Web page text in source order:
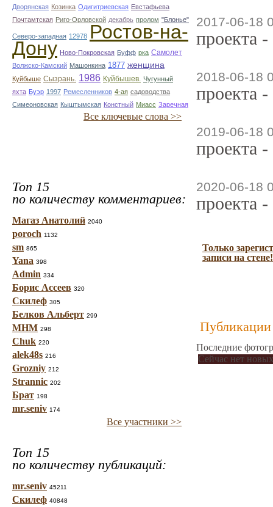
Дворянская Козинка Одигитриевская Евстафьева
Почтамтская Риго-Орловской декабрь пролом "Блонье"
Северо-западная 12978 Ростов-на-
Дону Ново-Покровская Буфф рка Самолет
Волжско-Камский Машонкина 1877 женщина
Куйбыше Сызрань. 1986 Куйбышев. Чугунный
яхта Буэр 1997 Ремесленников 4-ая садоводства
Симеоновская Кыштымская Констный Миасс Заречная
Все ключевые слова >>
Топ 15
по количеству комментариев:
Магаз Анатолий 2040
poroch 1132
sm 865
Yana 398
Admin 334
Борис Ассеев 320
Скилеф 305
Белков Альберт 299
МНМ 298
Chuk 220
alek48s 216
Grozniy 212
Strannic 202
Брат 198
mr.seniv 174
Все участники >>
Топ 15
по количеству публикаций:
mr.seniv 45211
Скилеф 40848
2017-06-18
проекта
2018-06-18
проекта
2019-06-18
проекта
2020-06-18
проекта
Только
записи на стене!
Публикации
Последние
Сейчас нет